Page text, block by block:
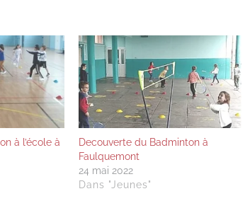
à l’école à
Decouverte du Badminton à
Faulquemont
24 mai 2022
Dans "Jeunes"